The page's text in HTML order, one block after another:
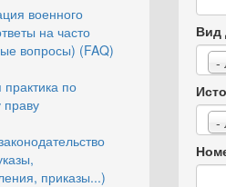
военного
на часто
вопросы) (FAQ)
по
праву
приказы...)
Вид
-
-